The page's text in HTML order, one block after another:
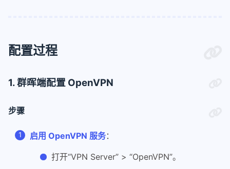
配置过程
1. 群晖端配置 OpenVPN
步骤
启用 OpenVPN 服务：
打开“VPN Server” > “OpenVPN”。